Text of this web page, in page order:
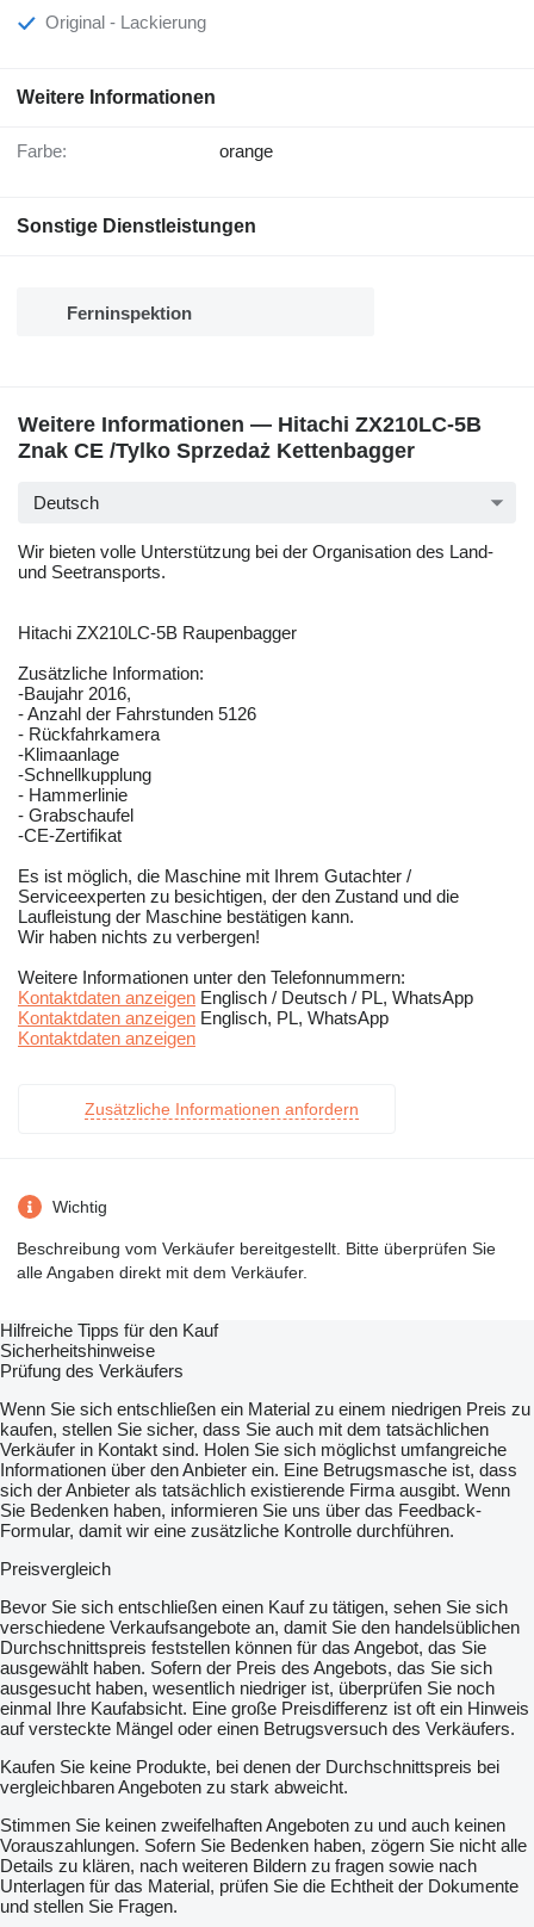
Original - Lackierung
Weitere Informationen
Farbe: orange
Sonstige Dienstleistungen
Ferninspektion
Weitere Informationen — Hitachi ZX210LC-5B
Znak CE /Tylko Sprzedaż Kettenbagger
Deutsch
Wir bieten volle Unterstützung bei der Organisation des Land-
und Seetransports.
Hitachi ZX210LC-5B Raupenbagger
Zusätzliche Information:
-Baujahr 2016,
- Anzahl der Fahrstunden 5126
- Rückfahrkamera
-Klimaanlage
-Schnellkupplung
- Hammerlinie
- Grabschaufel
-CE-Zertifikat
Es ist möglich, die Maschine mit Ihrem Gutachter /
Serviceexperten zu besichtigen, der den Zustand und die
Laufleistung der Maschine bestätigen kann.
Wir haben nichts zu verbergen!
Weitere Informationen unter den Telefonnummern:
Kontaktdaten anzeigen Englisch / Deutsch / PL, WhatsApp
Kontaktdaten anzeigen Englisch, PL, WhatsApp
Kontaktdaten anzeigen
Zusätzliche Informationen anfordern
Wichtig
Beschreibung vom Verkäufer bereitgestellt. Bitte überprüfen Sie
alle Angaben direkt mit dem Verkäufer.
Hilfreiche Tipps für den Kauf
Sicherheitshinweise
Prüfung des Verkäufers
Wenn Sie sich entschließen ein Material zu einem niedrigen Preis zu
kaufen, stellen Sie sicher, dass Sie auch mit dem tatsächlichen
Verkäufer in Kontakt sind. Holen Sie sich möglichst umfangreiche
Informationen über den Anbieter ein. Eine Betrugsmasche ist, dass
sich der Anbieter als tatsächlich existierende Firma ausgibt. Wenn
Sie Bedenken haben, informieren Sie uns über das Feedback-
Formular, damit wir eine zusätzliche Kontrolle durchführen.
Preisvergleich
Bevor Sie sich entschließen einen Kauf zu tätigen, sehen Sie sich
verschiedene Verkaufsangebote an, damit Sie den handelsüblichen
Durchschnittspreis feststellen können für das Angebot, das Sie
ausgewählt haben. Sofern der Preis des Angebots, das Sie sich
ausgesucht haben, wesentlich niedriger ist, überprüfen Sie noch
einmal Ihre Kaufabsicht. Eine große Preisdifferenz ist oft ein Hinweis
auf versteckte Mängel oder einen Betrugsversuch des Verkäufers.
Kaufen Sie keine Produkte, bei denen der Durchschnittspreis bei
vergleichbaren Angeboten zu stark abweicht.
Stimmen Sie keinen zweifelhaften Angeboten zu und auch keinen
Vorauszahlungen. Sofern Sie Bedenken haben, zögern Sie nicht alle
Details zu klären, nach weiteren Bildern zu fragen sowie nach
Unterlagen für das Material, prüfen Sie die Echtheit der Dokumente
und stellen Sie Fragen.